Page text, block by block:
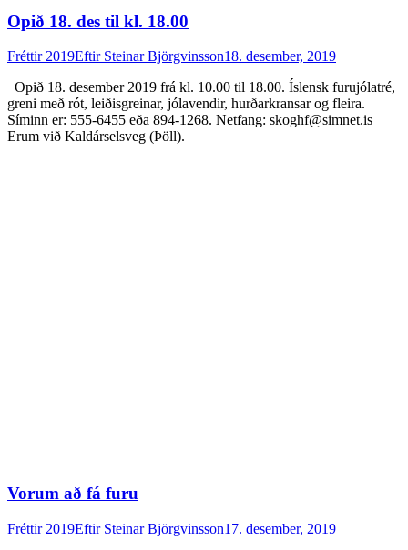
Opið 18. des til kl. 18.00
Fréttir 2019Eftir Steinar Björgvinsson18. desember, 2019
Opið 18. desember 2019 frá kl. 10.00 til 18.00. Íslensk furujólatré,
greni með rót, leiðisgreinar, jólavendir, hurðarkransar og fleira.
Síminn er: 555-6455 eða 894-1268. Netfang: skoghf@simnet.is
Erum við Kaldárselsveg (Þöll).
Vorum að fá furu
Fréttir 2019Eftir Steinar Björgvinsson17. desember, 2019